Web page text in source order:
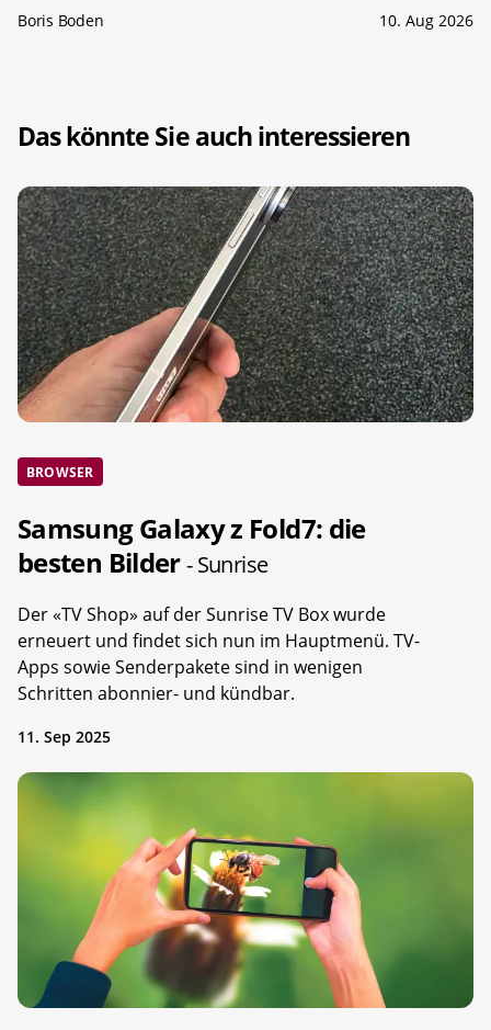
Boris Boden 10. Aug 2026
Das könnte Sie auch interessieren
BROWSER
Samsung Galaxy z Fold7: die
besten Bilder- Sunrise
Der «TV Shop» auf der Sunrise TV Box wurde
erneuert und findet sich nun im Hauptmenü. TV-
Apps sowie Senderpakete sind in wenigen
Schritten abonnier- und kündbar.
11. Sep 2025